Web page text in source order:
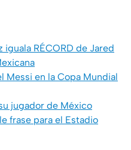
iguala RÉCORD de Jared
Messi en la Copa Mundial
jugador de México
frase para el Estadio